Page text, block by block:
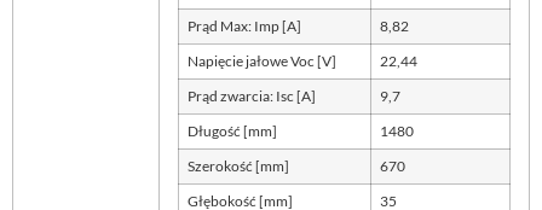
Prąd Max: Imp [A] 8,82
Napięcie jałowe Voc [V] 22,44
Prąd zwarcia: Isc [A] 9,7
Długość [mm] 1480
Szerokość [mm] 670
Głębokość [mm] 35